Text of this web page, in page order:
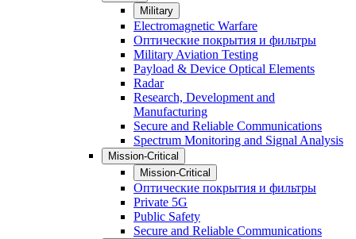
Military
Electromagnetic Warfare
Оптические покрытия и фильтры
Military Aviation Testing
Payload & Device Optical Elements
Radar
Research, Development and
Manufacturing
Secure and Reliable Communications
Spectrum Monitoring and Signal Analysis
Mission-Critical
Mission-Critical
Оптические покрытия и фильтры
Private 5G
Public Safety
Secure and Reliable Communications